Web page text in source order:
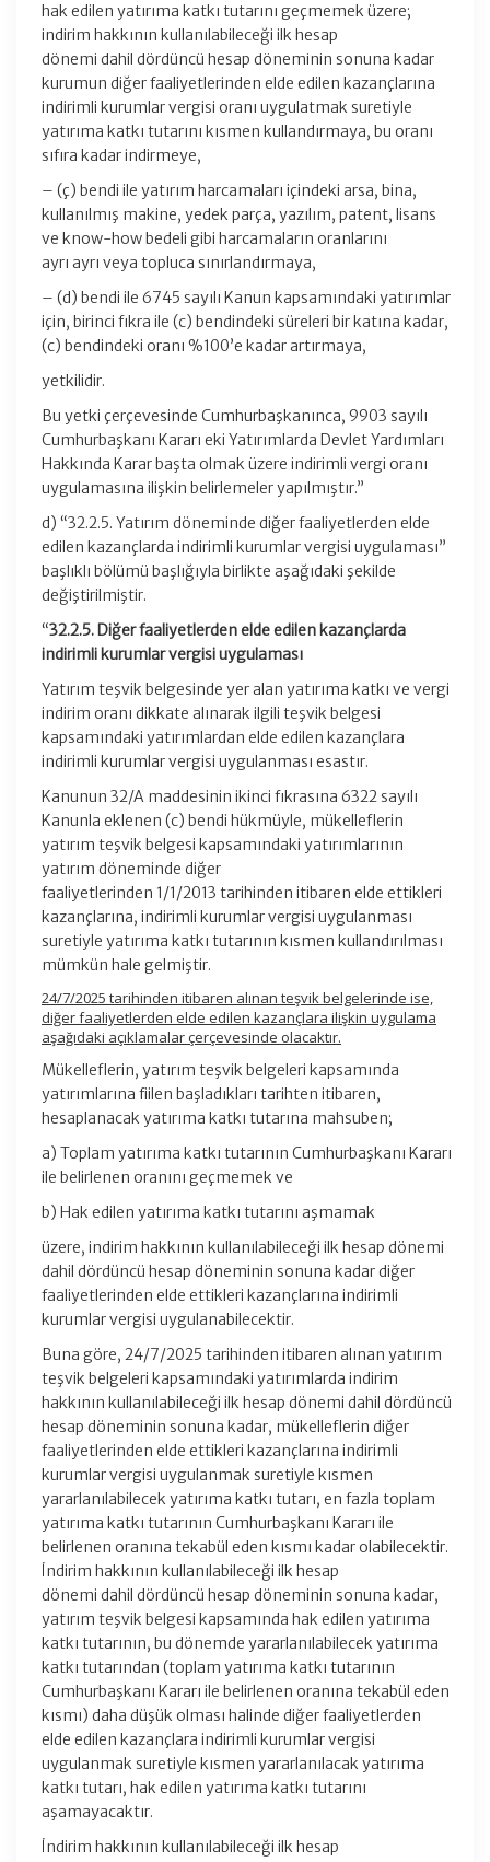
hak edilen yatırıma katkı tutarını geçmemek üzere;
indirim hakkının kullanılabileceği ilk hesap
dönemi dahil dördüncü hesap döneminin sonuna kadar
kurumun diğer faaliyetlerinden elde edilen kazançlarına
indirimli kurumlar vergisi oranı uygulatmak suretiyle
yatırıma katkı tutarını kısmen kullandırmaya, bu oranı
sıfıra kadar indirmeye,
– (ç) bendi ile yatırım harcamaları içindeki arsa, bina,
kullanılmış makine, yedek parça, yazılım, patent, lisans
ve know-how bedeli gibi harcamaların oranlarını
ayrı ayrı veya topluca sınırlandırmaya,
– (d) bendi ile 6745 sayılı Kanun kapsamındaki yatırımlar
için, birinci fıkra ile (c) bendindeki süreleri bir katına kadar,
(c) bendindeki oranı %100’e kadar artırmaya,
yetkilidir.
Bu yetki çerçevesinde Cumhurbaşkanınca, 9903 sayılı
Cumhurbaşkanı Kararı eki Yatırımlarda Devlet Yardımları
Hakkında Karar başta olmak üzere indirimli vergi oranı
uygulamasına ilişkin belirlemeler yapılmıştır.”
d) “32.2.5. Yatırım döneminde diğer faaliyetlerden elde
edilen kazançlarda indirimli kurumlar vergisi uygulaması”
başlıklı bölümü başlığıyla birlikte aşağıdaki şekilde
değiştirilmiştir.
“32.2.5. Diğer faaliyetlerden elde edilen kazançlarda
indirimli kurumlar vergisi uygulaması
Yatırım teşvik belgesinde yer alan yatırıma katkı ve vergi
indirim oranı dikkate alınarak ilgili teşvik belgesi
kapsamındaki yatırımlardan elde edilen kazançlara
indirimli kurumlar vergisi uygulanması esastır.
Kanunun 32/A maddesinin ikinci fıkrasına 6322 sayılı
Kanunla eklenen (c) bendi hükmüyle, mükelleflerin
yatırım teşvik belgesi kapsamındaki yatırımlarının
yatırım döneminde diğer
faaliyetlerinden 1/1/2013 tarihinden itibaren elde ettikleri
kazançlarına, indirimli kurumlar vergisi uygulanması
suretiyle yatırıma katkı tutarının kısmen kullandırılması
mümkün hale gelmiştir.
24/7/2025 tarihinden itibaren alınan teşvik belgelerinde ise,
diğer faaliyetlerden elde edilen kazançlara ilişkin uygulama
aşağıdaki açıklamalar çerçevesinde olacaktır.
Mükelleflerin, yatırım teşvik belgeleri kapsamında
yatırımlarına fiilen başladıkları tarihten itibaren,
hesaplanacak yatırıma katkı tutarına mahsuben;
a) Toplam yatırıma katkı tutarının Cumhurbaşkanı Kararı
ile belirlenen oranını geçmemek ve
b) Hak edilen yatırıma katkı tutarını aşmamak
üzere, indirim hakkının kullanılabileceği ilk hesap dönemi
dahil dördüncü hesap döneminin sonuna kadar diğer
faaliyetlerinden elde ettikleri kazançlarına indirimli
kurumlar vergisi uygulanabilecektir.
Buna göre, 24/7/2025 tarihinden itibaren alınan yatırım
teşvik belgeleri kapsamındaki yatırımlarda indirim
hakkının kullanılabileceği ilk hesap dönemi dahil dördüncü
hesap döneminin sonuna kadar, mükelleflerin diğer
faaliyetlerinden elde ettikleri kazançlarına indirimli
kurumlar vergisi uygulanmak suretiyle kısmen
yararlanılabilecek yatırıma katkı tutarı, en fazla toplam
yatırıma katkı tutarının Cumhurbaşkanı Kararı ile
belirlenen oranına tekabül eden kısmı kadar olabilecektir.
İndirim hakkının kullanılabileceği ilk hesap
dönemi dahil dördüncü hesap döneminin sonuna kadar,
yatırım teşvik belgesi kapsamında hak edilen yatırıma
katkı tutarının, bu dönemde yararlanılabilecek yatırıma
katkı tutarından (toplam yatırıma katkı tutarının
Cumhurbaşkanı Kararı ile belirlenen oranına tekabül eden
kısmı) daha düşük olması halinde diğer faaliyetlerden
elde edilen kazançlara indirimli kurumlar vergisi
uygulanmak suretiyle kısmen yararlanılacak yatırıma
katkı tutarı, hak edilen yatırıma katkı tutarını
aşamayacaktır.
İndirim hakkının kullanılabileceği ilk hesap